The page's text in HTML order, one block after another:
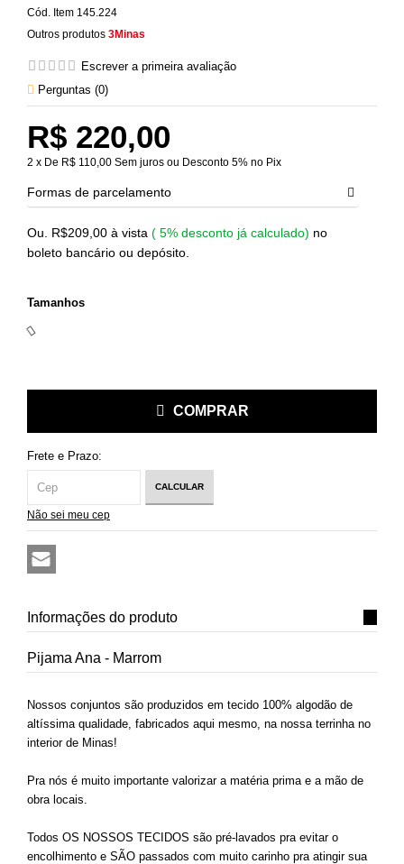
Cód. Item 145.224
Outros produtos 3Minas
Escrever a primeira avaliação
Perguntas (0)
R$ 220,00
2 x De R$ 110,00 Sem juros ou Desconto 5% no Pix
Formas de parcelamento
Ou. R$209,00 à vista ( 5% desconto já calculado) no
boleto bancário ou depósito.
Tamanhos
COMPRAR
Frete e Prazo:
CALCULAR
Não sei meu cep
Informações do produto
Pijama Ana - Marrom
Nossos conjuntos são produzidos em tecido 100% algodão de
altíssima qualidade, fabricados aqui mesmo, na nossa terrinha no
interior de Minas!
Pra nós é muito importante valorizar a matéria prima e a mão de
obra locais.
Todos OS NOSSOS TECIDOS são pré-lavados pra evitar o
encolhimento e SÃO passados com muito carinho pra atingir sua